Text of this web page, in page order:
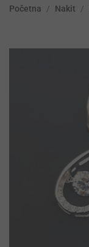
Početna / Nakit /